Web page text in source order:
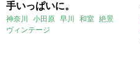
手いっぱいに。
神奈川 小田原 早川 和室 絶景
ヴィンテージ